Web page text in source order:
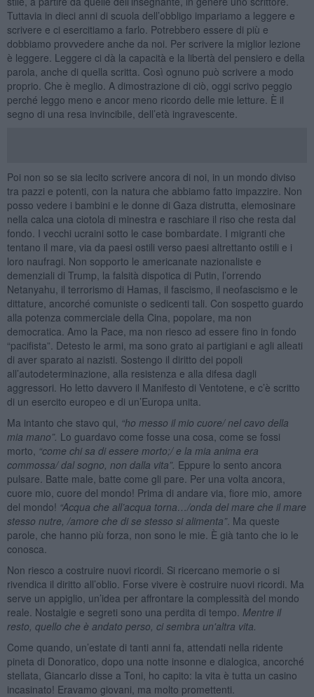
Tuttavia in dieci anni di scuola dell’obbligo impariamo a leggere e
scrivere e ci esercitiamo a farlo. Potrebbero essere di più e
dobbiamo provvedere anche da noi. Per scrivere la miglior lezione
è leggere. Leggere ci dà la capacità e la libertà del pensiero e della
parola, anche di quella scritta. Così ognuno può scrivere a modo
proprio. Che è meglio. A dimostrazione di ciò, oggi scrivo peggio
perché leggo meno e ancor meno ricordo delle mie letture. È il
segno di una resa invincibile, dell’età ingravescente.
Poi non so se sia lecito scrivere ancora di noi, in un mondo diviso
tra pazzi e potenti, con la natura che abbiamo fatto impazzire. Non
posso vedere i bambini e le donne di Gaza distrutta, elemosinare
nella calca una ciotola di minestra e raschiare il riso che resta dal
fondo. I vecchi ucraini sotto le case bombardate. I migranti che
tentano il mare, via da paesi ostili verso paesi altrettanto ostili e i
loro naufragi. Non sopporto le americanate nazionaliste e
demenziali di Trump, la falsità dispotica di Putin, l’orrendo
Netanyahu, il terrorismo di Hamas, il fascismo, il neofascismo e le
dittature, ancorché comuniste o sedicenti tali. Con sospetto guardo
alla potenza commerciale della Cina, popolare, ma non
democratica. Amo la Pace, ma non riesco ad essere fino in fondo
“pacifista”. Detesto le armi, ma sono grato ai partigiani e agli alleati
di aver sparato ai nazisti. Sostengo il diritto dei popoli
all’autodeterminazione, alla resistenza e alla difesa dagli
aggressori. Ho letto davvero il Manifesto di Ventotene, e c’è scritto
di un esercito europeo e di un’Europa unita.
Ma intanto che stavo qui, “ho messo il mio cuore/ nel cavo della
mia mano”. Lo guardavo come fosse una cosa, come se fossi
morto, “come chi sa di essere morto;/ e la mia anima era
commossa/ dal sogno, non dalla vita”. Eppure lo sento ancora
pulsare. Batte male, batte come gli pare. Per una volta ancora,
cuore mio, cuore del mondo! Prima di andare via, fiore mio, amore
del mondo! “Acqua che all’acqua torna… /onda del mare che il mare
stesso nutre, /amore che di se stesso si alimenta”. Ma queste
parole, che hanno più forza, non sono le mie. È già tanto che io le
conosca.
Non riesco a costruire nuovi ricordi. Si ricercano memorie o si
rivendica il diritto all’oblio. Forse vivere è costruire nuovi ricordi. Ma
serve un appiglio, un’idea per affrontare la complessità del mondo
reale. Nostalgie e segreti sono una perdita di tempo. Mentre il
resto, quello che è andato perso, ci sembra un'altra vita.
Come quando, un’estate di tanti anni fa, attendati nella ridente
pineta di Donoratico, dopo una notte insonne e dialogica, ancorché
stellata, Giancarlo disse a Toni, ho capito: la vita è tutta un casino
incasinato! Eravamo giovani, ma molto promettenti.